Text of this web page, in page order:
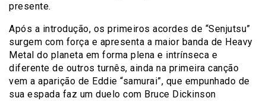
presente.
Após a introdução, os primeiros acordes de “Senjutsu”
surgem com força e apresenta a maior banda de Heavy
Metal do planeta em forma plena e intrínseca e
diferente de outros turnês, ainda na primeira canção
vem a aparição de Eddie “samurai”, que empunhado de
sua espada faz um duelo com Bruce Dickinson